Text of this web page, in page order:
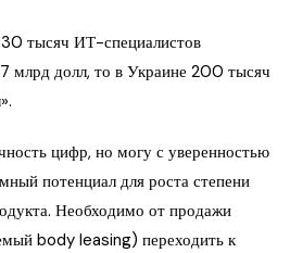
тысяч ИТ-специалистов
млрд долл, то в Украине 200 тысяч
цифр, но могу с уверенностью
потенциал для роста степени
Необходимо от продажи
body leasing) переходить к